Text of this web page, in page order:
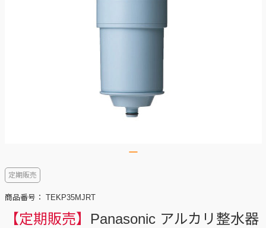
定期販売
商品番号： TEKP35MJRT
【定期販売】 Panasonic アルカリ整水器